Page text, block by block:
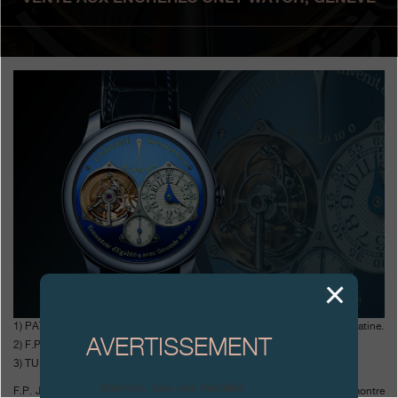
Boutiques
Catalogue
Contact
Search
Rechercher
FRANÇAIS ENGLISH 日本語
1) PATEK PHILIPPE : 7 300 000 CHF, soit 10 fois le prix du modèle en platine.
2) F.P. JOURNE : 550 000 CHF, soit 4 fois le prix du modèle en platine.
3) TUDOR : 375 000 CHF, soit 100 fois le prix du modèle de base.
F.P. Journe participait pour la première fois à ONLY WATCH avec une montre
AVERTISSEMENT